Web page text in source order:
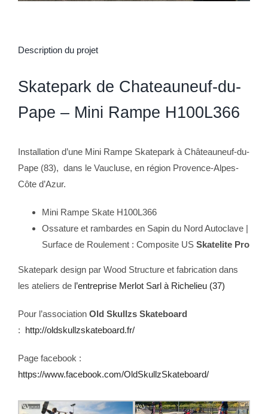
Description du projet
Skatepark de Chateauneuf-du-
Pape – Mini Rampe H100L366
Installation d’une Mini Rampe Skatepark à Châteauneuf-du-
Pape (83), dans le Vaucluse, en région Provence-Alpes-
Côte d’Azur.
Mini Rampe Skate H100L366
Ossature et rambardes en Sapin du Nord Autoclave |
Surface de Roulement : Composite US Skatelite Pro
Skatepark design par Wood Structure et fabrication dans
les ateliers de l’entreprise Merlot Sarl à Richelieu (37)
Pour l’association Old Skullzs Skateboard
: http://oldskullzskateboard.fr/
Page facebook :
https://www.facebook.com/OldSkullzSkateboard/